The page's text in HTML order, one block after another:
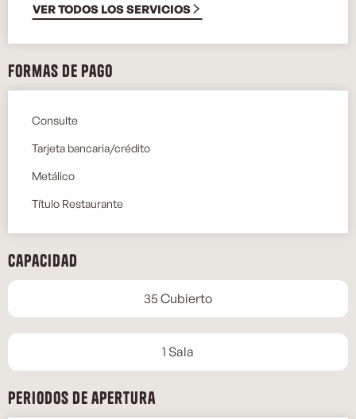
VER TODOS LOS SERVICIOS
Formas de pago
Consulte
Tarjeta bancaria/crédito
Metálico
Título Restaurante
Capacidad
35 Cubierto
1 Sala
Periodos de apertura